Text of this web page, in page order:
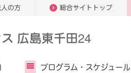
人の方 総合サイトトップ
広島東千田24
プログラム・ スケジュール